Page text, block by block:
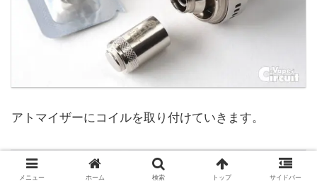
アトマイザーにコイルを取り付けていきます。
メニュー ホーム 検索 トップ サイドバー